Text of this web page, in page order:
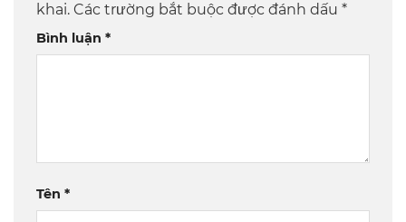
khai. Các trường bắt buộc được đánh dấu *
Bình luận *
Tên *